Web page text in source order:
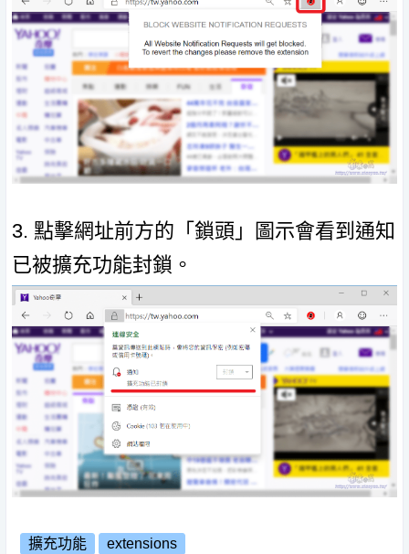
3. 點擊網址前方的「鎖頭」圖示會看到通知
已被擴充功能封鎖。
擴充功能 extensions